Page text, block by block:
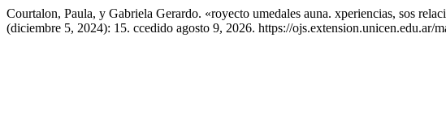
Courtalon, Paula, y Gabriela Gerardo. «royecto umedales auna. xperiencias, sos
(diciembre 5, 2024): 15. ccedido agosto 9, 2026. https://ojs.extension.unicen.edu.ar/